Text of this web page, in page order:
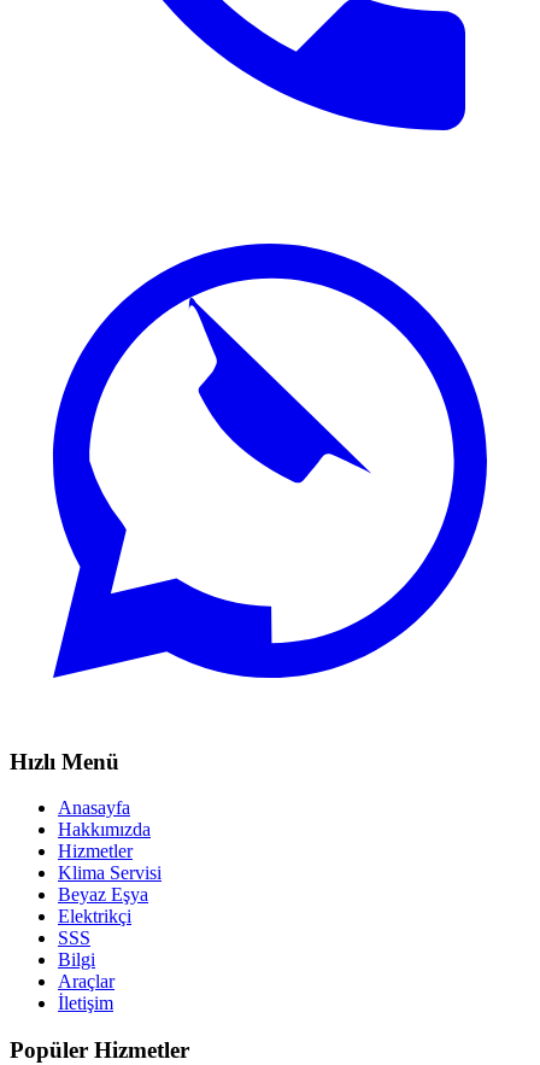
Hızlı Menü
Anasayfa
Hakkımızda
Hizmetler
Klima Servisi
Beyaz Eşya
Elektrikçi
SSS
Bilgi
Araçlar
İletişim
Popüler Hizmetler